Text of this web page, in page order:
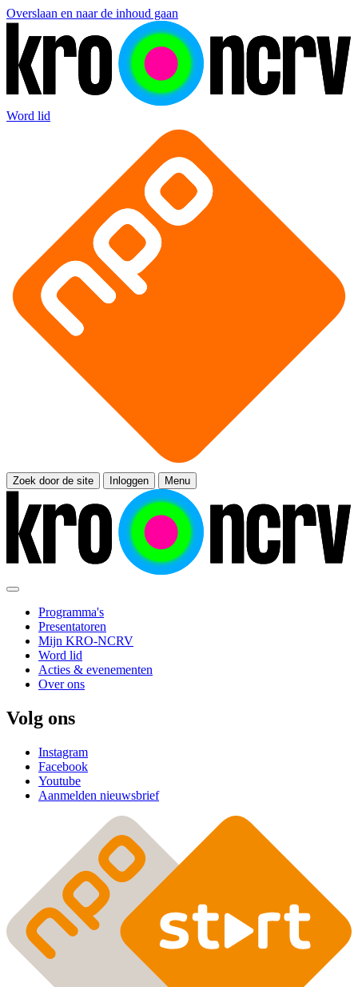
Overslaan en naar de inhoud gaan
Word lid
Zoek door de site Inloggen Menu
Programma's
Presentatoren
Mijn KRO-NCRV
Word lid
Acties & evenementen
Over ons
Volg ons
Instagram
Facebook
Youtube
Aanmelden nieuwsbrief